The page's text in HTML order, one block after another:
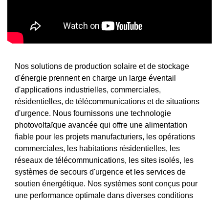
Nos solutions de production solaire et de stockage
d'énergie prennent en charge un large éventail
d'applications industrielles, commerciales,
résidentielles, de télécommunications et de situations
d'urgence. Nous fournissons une technologie
photovoltaïque avancée qui offre une alimentation
fiable pour les projets manufacturiers, les opérations
commerciales, les habitations résidentielles, les
réseaux de télécommunications, les sites isolés, les
systèmes de secours d'urgence et les services de
soutien énergétique. Nos systèmes sont conçus pour
une performance optimale dans diverses conditions